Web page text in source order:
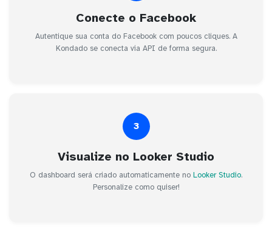
Conecte o Facebook
Autentique sua conta do Facebook com poucos cliques. A
Kondado se conecta via API de forma segura.
3
Visualize no Looker Studio
O dashboard será criado automaticamente no Looker Studio.
Personalize como quiser!